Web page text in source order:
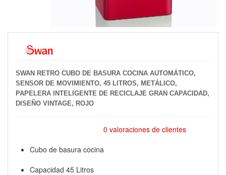
SWAN RETRO CUBO DE BASURA COCINA AUTOMÁTICO,
SENSOR DE MOVIMIENTO, 45 LITROS, METÁLICO,
PAPELERA INTELIGENTE DE RECICLAJE GRAN CAPACIDAD,
DISEÑO VINTAGE, ROJO
0 valoraciones de clientes
Cubo de basura cocina
Capacidad 45 Litros